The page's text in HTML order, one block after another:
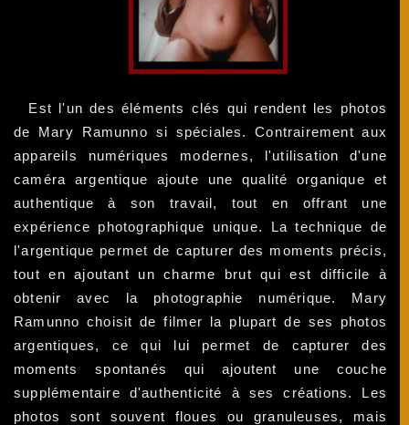
Est l'un des éléments clés qui rendent les photos
de Mary Ramunno si spéciales. Contrairement aux
appareils numériques modernes, l'utilisation d'une
caméra argentique ajoute une qualité organique et
authentique à son travail, tout en offrant une
expérience photographique unique. La technique de
l'argentique permet de capturer des moments précis,
tout en ajoutant un charme brut qui est difficile à
obtenir avec la photographie numérique. Mary
Ramunno choisit de filmer la plupart de ses photos
argentiques, ce qui lui permet de capturer des
moments spontanés qui ajoutent une couche
supplémentaire d'authenticité à ses créations. Les
photos sont souvent floues ou granuleuses, mais